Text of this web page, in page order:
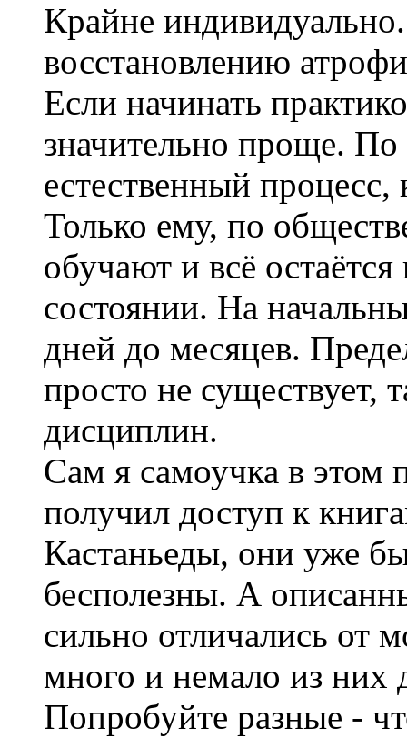
Крайне
восстановлению
Если начинать
значительно проще. По
естественный
Только ему, по
обучают и всё остаётся
состоянии. На
дней до месяцев.
просто не существует,
дисциплин.
Сам я самоучка в этом
получил доступ к
Кастаньеды, они уже
бесполезны. А
сильно отличались от
много и немало из них
Попробуйте разные -